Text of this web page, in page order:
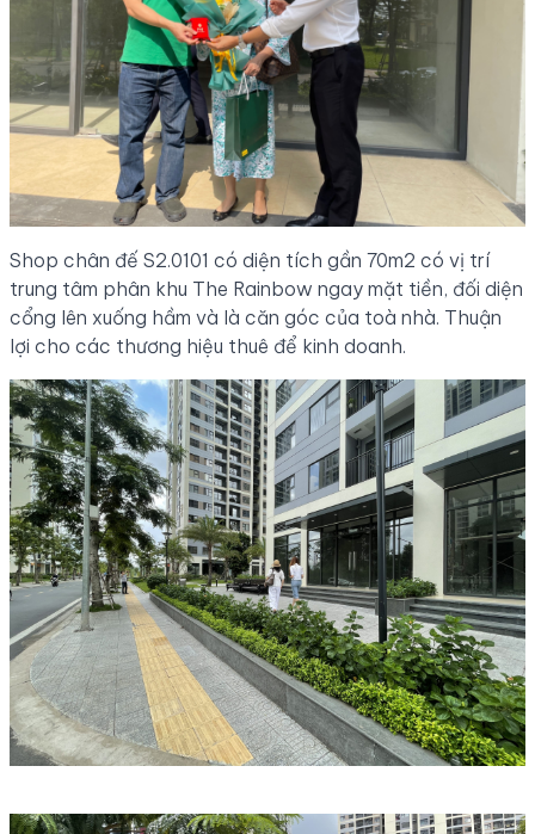
Shop chân đế S2.0101 có diện tích gần 70m2 có vị trí
trung tâm phân khu The Rainbow ngay mặt tiền, đối diện
cổng lên xuống hầm và là căn góc của toà nhà. Thuận
lợi cho các thương hiệu thuê để kinh doanh.